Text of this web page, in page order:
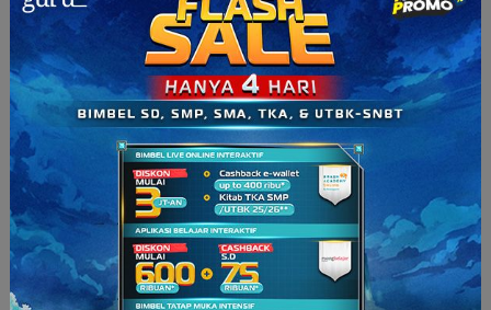
dapat kamu lihat dibenjygrinbergscholarship.com.
5. Evolve Warrior Scholarship
Beasiswa yang diselenggarakan oleh Evolve Mixed Martial
Arts (MMA) ini merupakan program yang cukup eksklusif
Bagaimana tidak, setiap tahunnyaEvolve Warrior Scholarship
hanya diberikan kepada satu mahasiswa berprestasi dari
seluruh dunia. Tapi jangan berkecil hatiya, karena apabila
terpilih, kamu bisa mendapatkan bantuan biaya kuliah untuk
setahun penuh hingga S$10,000 (Rp 105.000.000).
Bagi kamu yang sedang menerima beasiswa lain, tetap
diperbolehkan untuk mendaftarEvolve Warrior Scholarship